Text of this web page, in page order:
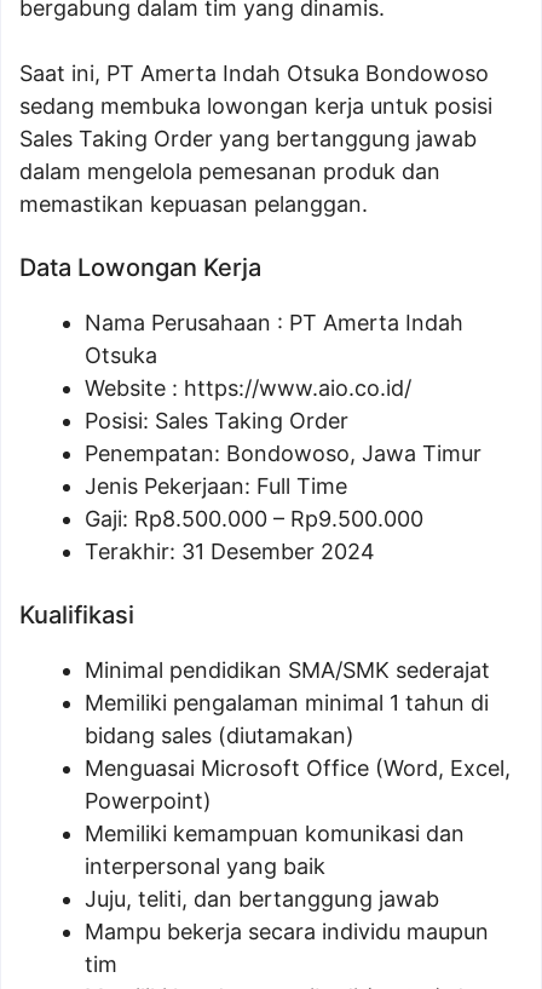
bergabung dalam tim yang dinamis.
Saat ini, PT Amerta Indah Otsuka Bondowoso
sedang membuka lowongan kerja untuk posisi
Sales Taking Order yang bertanggung jawab
dalam mengelola pemesanan produk dan
memastikan kepuasan pelanggan.
Data Lowongan Kerja
Nama Perusahaan : PT Amerta Indah
Otsuka
Website : https://www.aio.co.id/
Posisi: Sales Taking Order
Penempatan: Bondowoso, Jawa Timur
Jenis Pekerjaan: Full Time
Gaji: Rp8.500.000 – Rp9.500.000
Terakhir: 31 Desember 2024
Kualifikasi
Minimal pendidikan SMA/SMK sederajat
Memiliki pengalaman minimal 1 tahun di
bidang sales (diutamakan)
Menguasai Microsoft Office (Word, Excel,
Powerpoint)
Memiliki kemampuan komunikasi dan
interpersonal yang baik
Juju, teliti, dan bertanggung jawab
Mampu bekerja secara individu maupun
tim